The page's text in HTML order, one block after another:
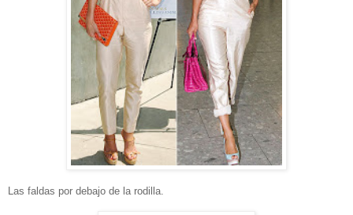
Las faldas por debajo de la rodilla.